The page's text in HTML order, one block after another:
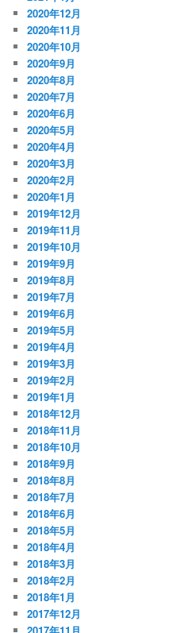
2020年12月
2020年11月
2020年10月
2020年9月
2020年8月
2020年7月
2020年6月
2020年5月
2020年4月
2020年3月
2020年2月
2020年1月
2019年12月
2019年11月
2019年10月
2019年9月
2019年8月
2019年7月
2019年6月
2019年5月
2019年4月
2019年3月
2019年2月
2019年1月
2018年12月
2018年11月
2018年10月
2018年9月
2018年8月
2018年7月
2018年6月
2018年5月
2018年4月
2018年3月
2018年2月
2018年1月
2017年12月